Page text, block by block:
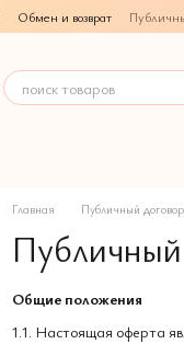
Обмен и возврат
Главная Публичный договор
Общие положения
1.1. Настоящая оферта